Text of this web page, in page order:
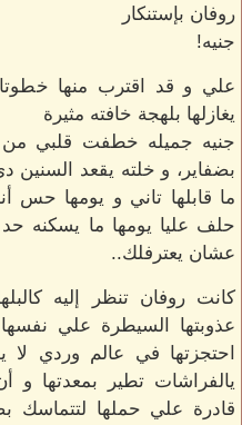
روفان بإستنكار
جنيه!
علي و قد اقترب منها
يغازلها بلهجة خافته مثيرة
جنيه جميله خطفت قلبي من
بضفاير، و خلته يقعد
ما قابلها تاني و يومها حس
حلف عليا يومها ما يسكنه
عشان يعترفلك..
كانت روفان تنظر إليه
عذوبتها السيطرة علي
احتجزتها في عالم وردي
يالفراشات تطير بمعدتها
قادرة علي حملها لتتماسك